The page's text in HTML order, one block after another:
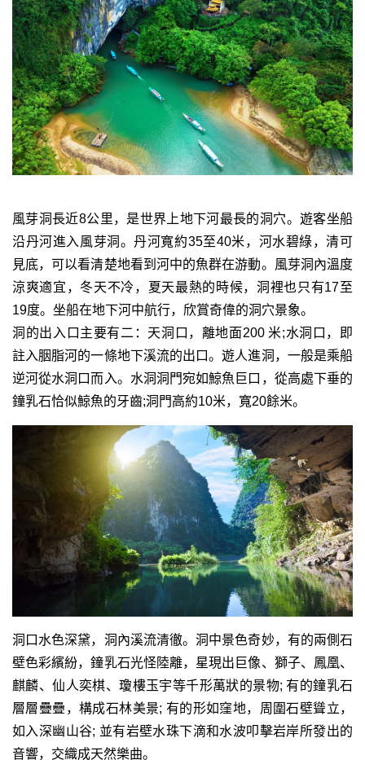
風芽洞長近8公里，是世界上地下河最長的洞穴。遊客坐船
沿丹河進入風芽洞。丹河寬約35至40米，河水碧綠，清可
見底，可以看清楚地看到河中的魚群在游動。風芽洞內溫度
涼爽適宜，冬天不冷，夏天最熱的時候，洞裡也只有17至
19度。坐船在地下河中航行，欣賞奇偉的洞穴景象。
洞的出入口主要有二：天洞口，離地面200 米;水洞口，即
註入胭脂河的一條地下溪流的出口。遊人進洞，一般是乘船
逆河從水洞口而入。水洞洞門宛如鯨魚巨口，從高處下垂的
鐘乳石恰似鯨魚的牙齒;洞門高約10米，寬20餘米。
洞口水色深黛，洞內溪流清徹。洞中景色奇妙，有的兩側石
壁色彩繽紛，鐘乳石光怪陸離，星現出巨像、獅子、鳳凰、
麒麟、仙人奕棋、瓊樓玉宇等千形萬狀的景物; 有的鐘乳石
層層疊疊，構成石林美景; 有的形如窪地，周圍石壁聳立，
如入深幽山谷; 並有岩壁水珠下滴和水波叩擊岩岸所發出的
音響，交織成天然樂曲。